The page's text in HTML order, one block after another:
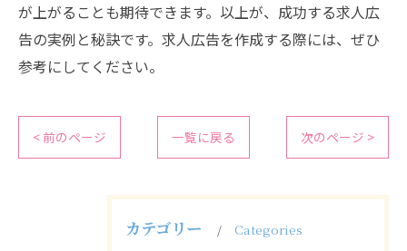
が上がることも期待できます。以上が、成功する求人広
告の実例と秘訣です。求人広告を作成する際には、ぜひ
参考にしてください。
< 前のページ 一覧に戻る 次のページ >
カテゴリー Categories